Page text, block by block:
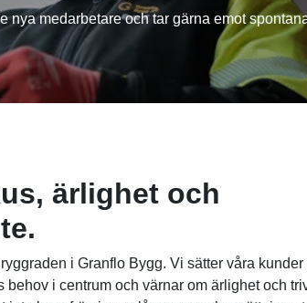
nya medarbetare och tar gärna emot
ärlighet och
i Granflo Bygg. Vi sätter våra kunder
behov i centrum och värnar om ärlighet och